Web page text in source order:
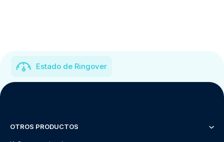
Estado de Ringover
OTROS PRODUCTOS